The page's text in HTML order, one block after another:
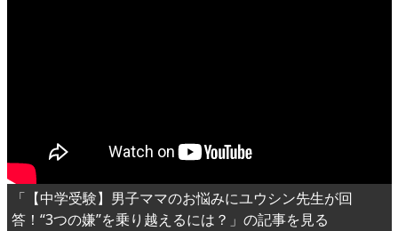
「【中学受験】男子ママのお悩みにユウシン先生が回
答！“3つの嫌”を乗り越えるには？」の記事を見る